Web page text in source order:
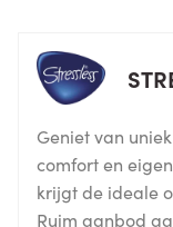
Geniet van
comfort en
krijgt de ideale
Ruim aanbod